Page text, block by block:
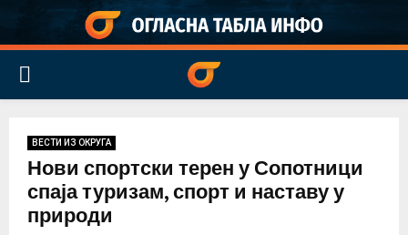
PRIMARY
ВЕСТИ ИЗ ОКРУГА
Нови спортски терен у Сопотници
спаја туризам, спорт и наставу у
природи